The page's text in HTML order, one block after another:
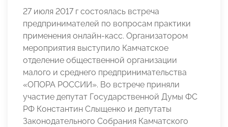
27 июля 2017 г состоялась встреча
предпринимателей по вопросам практики
применения онлайн-касс. Организатором
мероприятия выступило Камчатское
отделение общественной организации
малого и среднего предпринимательства
«ОПОРА РОССИИ». Во встрече приняли
участие депутат Государственной Думы ФС
РФ Константин Слыщенко и депутаты
Законодательного Собрания Камчатского